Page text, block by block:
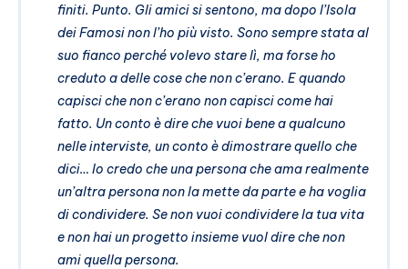
finiti. Punto. Gli amici si sentono, ma dopo l’Isola
dei Famosi non l’ho più visto. Sono sempre stata al
suo fianco perché volevo stare lì, ma forse ho
creduto a delle cose che non c’erano. E quando
capisci che non c’erano non capisci come hai
fatto. Un conto è dire che vuoi bene a qualcuno
nelle interviste, un conto è dimostrare quello che
dici… Io credo che una persona che ama realmente
un’altra persona non la mette da parte e ha voglia
di condividere. Se non vuoi condividere la tua vita
e non hai un progetto insieme vuol dire che non
ami quella persona.